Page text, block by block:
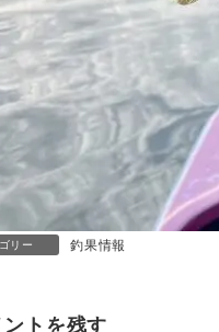
リー 釣果情報
ントを残す